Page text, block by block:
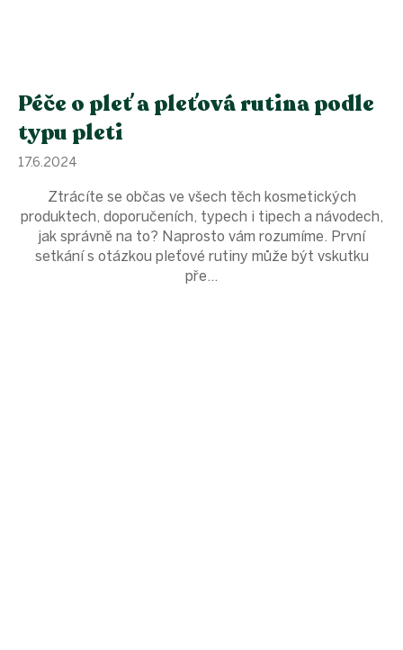
Péče o pleť a pleťová rutina podle
typu pleti
17.6.2024
Ztrácíte se občas ve všech těch kosmetických
produktech, doporučeních, typech i tipech a návodech,
jak správně na to? Naprosto vám rozumíme. První
setkání s otázkou pleťové rutiny může být vskutku
pře...